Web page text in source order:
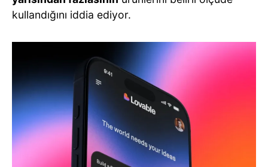
kullandığını iddia ediyor.